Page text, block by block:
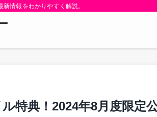
情報をわかりやすく解説。
特典！2024年8月度限定